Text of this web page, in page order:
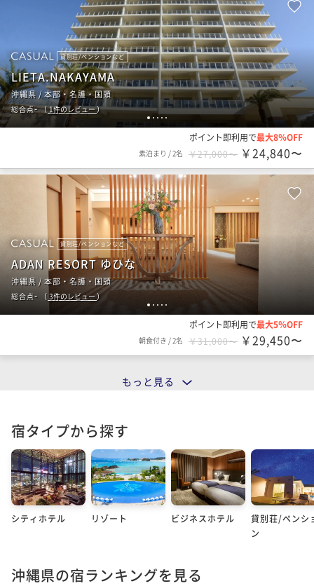
1 2 345
貸別荘/ペンションなど
LIETA.NAKAYAMA
沖縄県 / 本部・名護・国頭
総合点-（1件のレビュー）
ポイント即利用で最大8％OFF
素泊まり /2名 ￥27,000〜 ￥24,840〜
1 2 3 4 5
貸別荘/ペンションなど
ADAN RESORT ゆひな
沖縄県 / 本部・名護・国頭
総合点- （ 3件のレビュー）
ポイント即利用で最大5％OFF
朝食付き /2名 ￥31,000〜 ￥29,450〜
もっと見る
宿タイプから探す
シティホテル リゾート ビジネスホテル
貸別荘/ペンシ
ン
沖縄県の宿ランキングを見る